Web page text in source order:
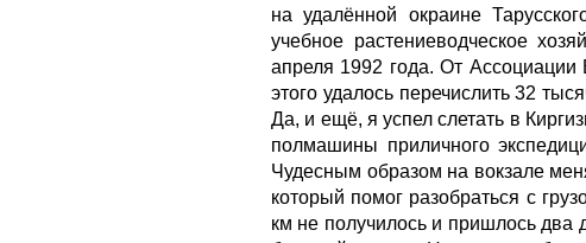
на удалённой окраине
учебное растениеводческое
апреля 1992 года. От
этого удалось перечислить 32
Да, и ещё, я успел слетать в
полмашины приличного
Чудесным образом на вокзале
который помог разобраться с
км не получилось и пришлось два